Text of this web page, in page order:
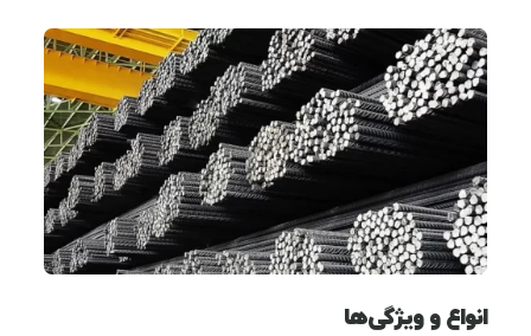
انواع و ویژگی‌ها